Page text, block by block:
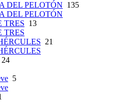
DEL PELOTÓN 135
DEL PELOTÓN
TRES 13
TRES
21
24
5